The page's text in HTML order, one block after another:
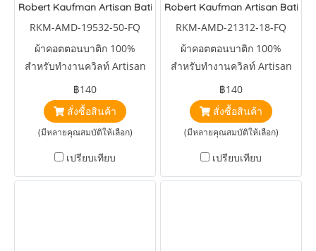
Robert Kaufman Artisan Batiks Summer Zest
RKM-AMD-19532-50-FQ
ผ้าคอตตอนบาติก 100%
สำหรับทำงานควิลท์ Artisan
Batiks Summer Zest
฿140
สั่งซื้อสินค้า
(มีหลายคุณสมบัติให้เลือก)
เปรียบเทียบ
Robert Kaufman Artisan Batiks
RKM-AMD-21312-18-FQ
ผ้าคอตตอนบาติก 100%
สำหรับทำงานควิลท์ Artisan
Batiks Totally Tropical
Leaves Grapes
฿140
สั่งซื้อสินค้า
(มีหลายคุณสมบัติให้เลือก)
เปรียบเทียบ